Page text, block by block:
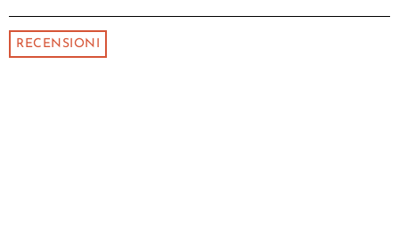
RECENSIONI